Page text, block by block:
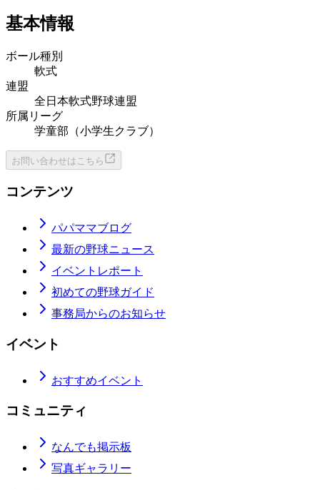
基本情報
ボール種別
軟式
連盟
全日本軟式野球連盟
所属リーグ
学童部（小学生クラブ）
お問い合わせはこちら
コンテンツ
パパママブログ
最新の野球ニュース
イベントレポート
初めての野球ガイド
事務局からのお知らせ
イベント
おすすめイベント
コミュニティ
なんでも掲示板
写真ギャラリー